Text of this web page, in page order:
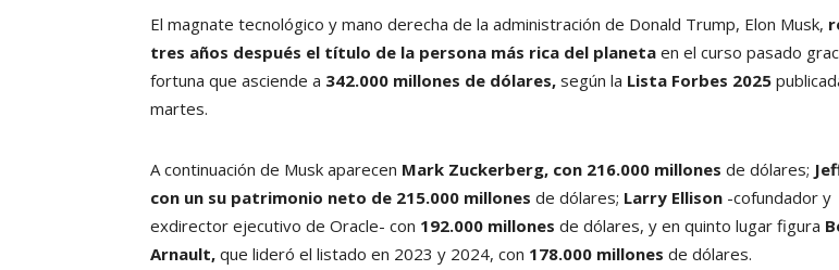
El magnate tecnológico y mano derecha de la administración de Donald Trump, Elon Musk,
tres años después el título de la persona más rica del planeta en el curso pasado
fortuna que asciende a 342.000 millones de dólares, según la Lista Forbes 2025
martes.
A continuación de Musk aparecen Mark Zuckerberg, con 216.000 millones de dólares;
con un su patrimonio neto de 215.000 millones de dólares; Larry Ellison -cofundador y
exdirector ejecutivo de Oracle- con 192.000 millones de dólares, y en quinto lugar figura
Arnault, que lideró el listado en 2023 y 2024, con 178.000 millones de dólares.